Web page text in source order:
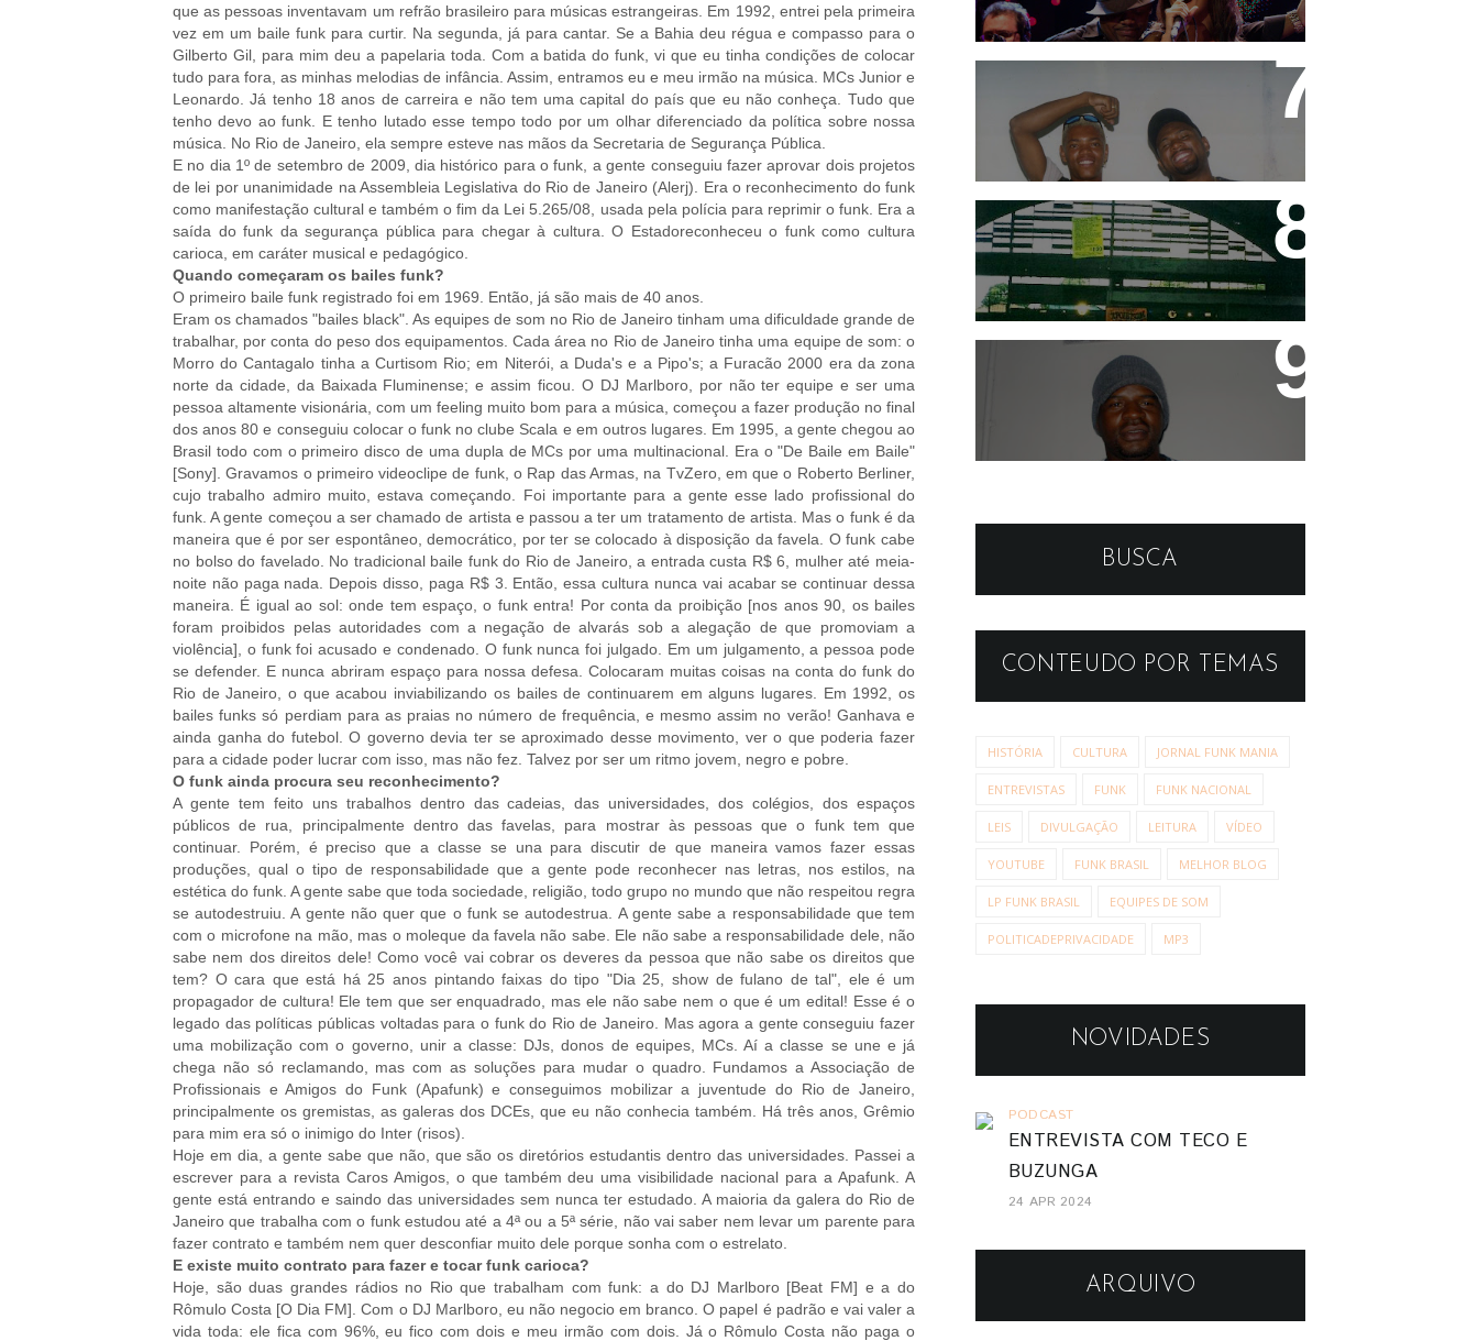
que as pessoas inventavam um refrão brasileiro para músicas estrangeiras. Em 1992, entrei pela primeira
vez em um baile funk para curtir. Na segunda, já para cantar. Se a Bahia deu régua e compasso para o
Gilberto Gil, para mim deu a papelaria toda. Com a batida do funk, vi que eu tinha condições de colocar
tudo para fora, as minhas melodias de infância. Assim, entramos eu e meu irmão na música. MCs Junior e
Leonardo. Já tenho 18 anos de carreira e não tem uma capital do país que eu não conheça. Tudo que
tenho devo ao funk. E tenho lutado esse tempo todo por um olhar diferenciado da política sobre nossa
música. No Rio de Janeiro, ela sempre esteve nas mãos da Secretaria de Segurança Pública.
E no dia 1º de setembro de 2009, dia histórico para o funk, a gente conseguiu fazer aprovar dois projetos
de lei por unanimidade na Assembleia Legislativa do Rio de Janeiro (Alerj). Era o reconhecimento do funk
como manifestação cultural e também o fim da Lei 5.265/08, usada pela polícia para reprimir o funk. Era a
saída do funk da segurança pública para chegar à cultura. O Estadoreconheceu o funk como cultura
carioca, em caráter musical e pedagógico.
Quando começaram os bailes funk?
O primeiro baile funk registrado foi em 1969. Então, já são mais de 40 anos.
Eram os chamados "bailes black". As equipes de som no Rio de Janeiro tinham uma dificuldade grande de
trabalhar, por conta do peso dos equipamentos. Cada área no Rio de Janeiro tinha uma equipe de som: o
Morro do Cantagalo tinha a Curtisom Rio; em Niterói, a Duda's e a Pipo's; a Furacão 2000 era da zona
norte da cidade, da Baixada Fluminense; e assim ficou. O DJ Marlboro, por não ter equipe e ser uma
pessoa altamente visionária, com um feeling muito bom para a música, começou a fazer produção no final
dos anos 80 e conseguiu colocar o funk no clube Scala e em outros lugares. Em 1995, a gente chegou ao
Brasil todo com o primeiro disco de uma dupla de MCs por uma multinacional. Era o "De Baile em Baile"
[Sony]. Gravamos o primeiro videoclipe de funk, o Rap das Armas, na TvZero, em que o Roberto Berliner,
cujo trabalho admiro muito, estava começando. Foi importante para a gente esse lado profissional do
funk. A gente começou a ser chamado de artista e passou a ter um tratamento de artista. Mas o funk é da
maneira que é por ser espontâneo, democrático, por ter se colocado à disposição da favela. O funk cabe
no bolso do favelado. No tradicional baile funk do Rio de Janeiro, a entrada custa R$ 6, mulher até meia-
noite não paga nada. Depois disso, paga R$ 3. Então, essa cultura nunca vai acabar se continuar dessa
maneira. É igual ao sol: onde tem espaço, o funk entra! Por conta da proibição [nos anos 90, os bailes
foram proibidos pelas autoridades com a negação de alvarás sob a alegação de que promoviam a
violência], o funk foi acusado e condenado. O funk nunca foi julgado. Em um julgamento, a pessoa pode
se defender. E nunca abriram espaço para nossa defesa. Colocaram muitas coisas na conta do funk do
Rio de Janeiro, o que acabou inviabilizando os bailes de continuarem em alguns lugares. Em 1992, os
bailes funks só perdiam para as praias no número de frequência, e mesmo assim no verão! Ganhava e
ainda ganha do futebol. O governo devia ter se aproximado desse movimento, ver o que poderia fazer
para a cidade poder lucrar com isso, mas não fez. Talvez por ser um ritmo jovem, negro e pobre.
O funk ainda procura seu reconhecimento?
A gente tem feito uns trabalhos dentro das cadeias, das universidades, dos colégios, dos espaços
públicos de rua, principalmente dentro das favelas, para mostrar às pessoas que o funk tem que
continuar. Porém, é preciso que a classe se una para discutir de que maneira vamos fazer essas
produções, qual o tipo de responsabilidade que a gente pode reconhecer nas letras, nos estilos, na
estética do funk. A gente sabe que toda sociedade, religião, todo grupo no mundo que não respeitou regra
se autodestruiu. A gente não quer que o funk se autodestrua. A gente sabe a responsabilidade que tem
com o microfone na mão, mas o moleque da favela não sabe. Ele não sabe a responsabilidade dele, não
sabe nem dos direitos dele! Como você vai cobrar os deveres da pessoa que não sabe os direitos que
tem? O cara que está há 25 anos pintando faixas do tipo "Dia 25, show de fulano de tal", ele é um
propagador de cultura! Ele tem que ser enquadrado, mas ele não sabe nem o que é um edital! Esse é o
legado das políticas públicas voltadas para o funk do Rio de Janeiro. Mas agora a gente conseguiu fazer
uma mobilização com o governo, unir a classe: DJs, donos de equipes, MCs. Aí a classe se une e já
chega não só reclamando, mas com as soluções para mudar o quadro. Fundamos a Associação de
Profissionais e Amigos do Funk (Apafunk) e conseguimos mobilizar a juventude do Rio de Janeiro,
principalmente os gremistas, as galeras dos DCEs, que eu não conhecia também. Há três anos, Grêmio
para mim era só o inimigo do Inter (risos).
Hoje em dia, a gente sabe que não, que são os diretórios estudantis dentro das universidades. Passei a
escrever para a revista Caros Amigos, o que também deu uma visibilidade nacional para a Apafunk. A
gente está entrando e saindo das universidades sem nunca ter estudado. A maioria da galera do Rio de
Janeiro que trabalha com o funk estudou até a 4ª ou a 5ª série, não vai saber nem levar um parente para
fazer contrato e também nem quer desconfiar muito dele porque sonha com o estrelato.
E existe muito contrato para fazer e tocar funk carioca?
Hoje, são duas grandes rádios no Rio que trabalham com funk: a do DJ Marlboro [Beat FM] e a do
Rômulo Costa [O Dia FM]. Com o DJ Marlboro, eu não negocio em branco. O papel é padrão e vai valer a
vida toda: ele fica com 96%, eu fico com dois e meu irmão com dois. Já o Rômulo Costa não paga o
MC's Marcio e Goró (in
memorian)
Equipe Apoluisom
semestre na Universidade
das QuebradasBUSCA
CONTEUDO POR TEMAS
HISTÓRIA CULTURA JORNAL FUNK MANIA
ENTREVISTAS FUNK FUNK NACIONAL
LEIS DIVULGAÇÃO LEITURA VÍDEO
YOUTUBE FUNK BRASIL MELHOR BLOG
LP FUNK BRASIL EQUIPES DE SOM
POLITICADEPRIVACIDADE MP3
NOVIDADES
PODCAST
ENTREVISTA COM TECO E
BUZUNGA
24 APR 2024
ARQUIVO